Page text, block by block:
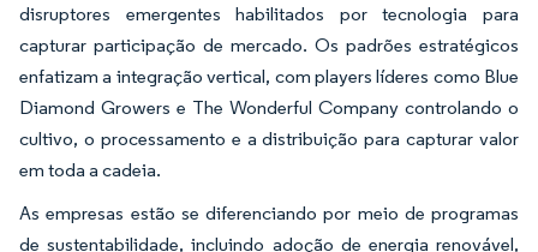
disruptores emergentes habilitados por tecnologia para
capturar participação de mercado. Os padrões estratégicos
enfatizam a integração vertical, com players líderes como Blue
Diamond Growers e The Wonderful Company controlando o
cultivo, o processamento e a distribuição para capturar valor
em toda a cadeia.
As empresas estão se diferenciando por meio de programas
de sustentabilidade, incluindo adoção de energia renovável,